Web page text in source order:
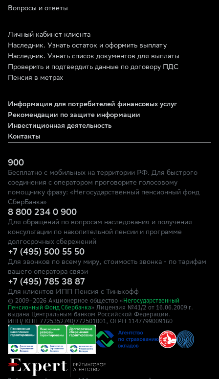
Вопросы и ответы
Личный кабинет клиента
Наследник. Узнать остаток и оформить выплату
Наследник. Узнать список документов для выплаты
Проверить и подтвердить данные по договору ПДС
Пенсия в метрах
Информация для потребителей финансовых услуг
Рекомендации по защите информации
Инвестиционная деятельность
Контакты
900
Бесплатно с мобильных на территории РФ. Для быстрого
соединения с оператором проговорите голосовому
помощнику фразу: «Негосударственный пенсионный фонд
СберБанка»
8 800 234 0 900
Для обращений по вопросам наследования и получения
консультации по накопительной пенсии и программе
долгосрочных сбережений
+7 (495) 500 55 50
Для звонков по всему миру, стоимость звонка - по тарифам
вашего оператора связи
+7 (495) 785 38 87
Для клиентов ИПП Пенсия с Тинькофф
© 2009–2026 Акционерное общество « Негосударственный
Пенсионный Фонд Сбербанка» Лицензия №41/2 от 16.06.2009 г.
выдана Центральным банком Российской Федерации.
ИНН/ КПП 7725352740/772501001, ОГРН 1147799009160